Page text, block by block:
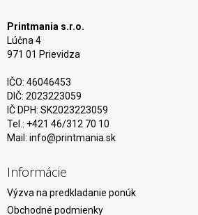
Printmania s.r.o.
Lúčna 4
971 01 Prievidza
IČO: 46046453
DIČ: 2023223059
IČ DPH: SK2023223059
Tel.: +421 46/312 70 10
Mail: info@printmania.sk
Informácie
Výzva na predkladanie ponúk
Obchodné podmienky